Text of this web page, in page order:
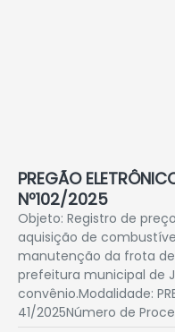
PREGÃO
Nº102/2025
Objeto: Registro de
aquisição de
manutenção da frota
prefeitura municipal de
convênio.Modalidade:
41/2025Número de